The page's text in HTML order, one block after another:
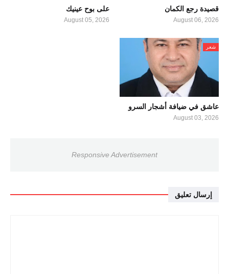
قصيدة رجع الكمان
August 06, 2026
على بوح عينيك
August 05, 2026
شعر
عاشق في ضيافة أشجار السرو
August 03, 2026
Responsive Advertisement
إرسال تعليق